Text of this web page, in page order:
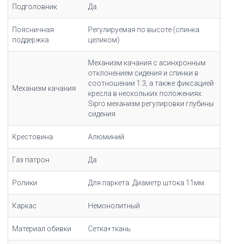
Подголовник Да
Поясничная
поддержка
Регулируемая по высоте (спинка
целиком)
Механизм качания
Механизм качания с асинхронным
отклонением сидения и спинки в
соотношении 1:3, а также фиксацией
кресла в нескольких положениях.
Sipro механизм регулировки глубины
сидения
Крестовина Алюминий
Газ патрон Да
Ролики Для паркета. Диаметр штока 11мм.
Каркас Немонолитный
Материал обивки Сетка+ткань